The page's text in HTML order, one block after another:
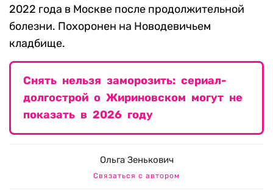
2022 года в Москве после продолжительной
болезни. Похоронен на Новодевичьем
кладбище.
Снять нельзя заморозить: сериал-
долгострой о Жириновском могут не
показать в 2026 году
Ольга Зенькович
Связаться с автором